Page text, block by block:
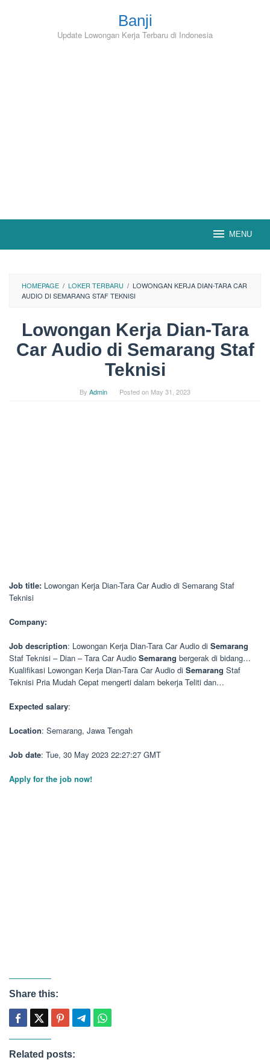
Banji
Update Lowongan Kerja Terbaru di Indonesia
MENU
HOMEPAGE / LOKER TERBARU / LOWONGAN KERJA DIAN-TARA CAR
AUDIO DI SEMARANG STAF TEKNISI
Lowongan Kerja Dian-Tara
Car Audio di Semarang Staf
Teknisi
By Admin Posted on May 31, 2023
Job title: Lowongan Kerja Dian-Tara Car Audio di Semarang Staf
Teknisi
Company:
Job description: Lowongan Kerja Dian-Tara Car Audio di Semarang
Staf Teknisi – Dian – Tara Car Audio Semarang bergerak di bidang…
Kualifikasi Lowongan Kerja Dian-Tara Car Audio di Semarang Staf
Teknisi Pria Mudah Cepat mengerti dalam bekerja Teliti dan…
Expected salary:
Location: Semarang, Jawa Tengah
Job date: Tue, 30 May 2023 22:27:27 GMT
Apply for the job now!
Share this:
Related posts: